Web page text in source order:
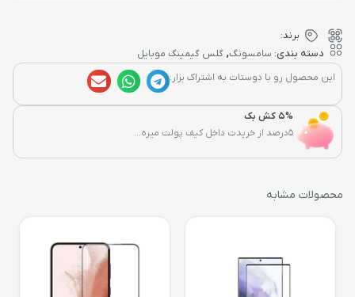
برند:
دسته بندی: سامسونگ, گلس گیمینگ موبایل
این محصول رو با دوستات به اشتراک بزار:
5% کش بک
5درصد از خریدت داخل کیف پولت میره...
محصولات مشابه